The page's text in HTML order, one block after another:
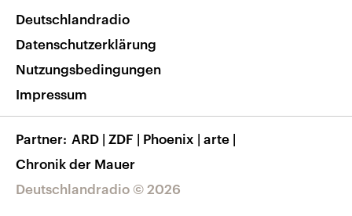
Nachrichten App
Frequenzen
Veranstaltungen
Musikliste
RSS
Barrierefreiheit
Deutschlandradio © 2026
Deutschlandradio
Datenschutzerklärung
Nutzungsbedingungen
Impressum
Partner ARD | ZDF | Phoenix | arte |
Chronik der Mauer